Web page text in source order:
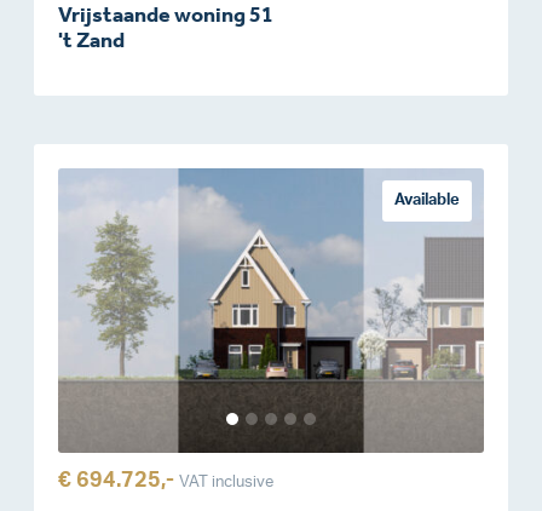
Vrijstaande woning 51
't Zand
Available
€ 694.725,- VAT inclusive